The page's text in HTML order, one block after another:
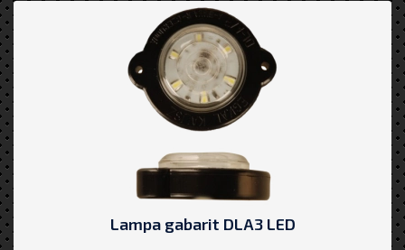
Lampa gabarit DLA3 LED